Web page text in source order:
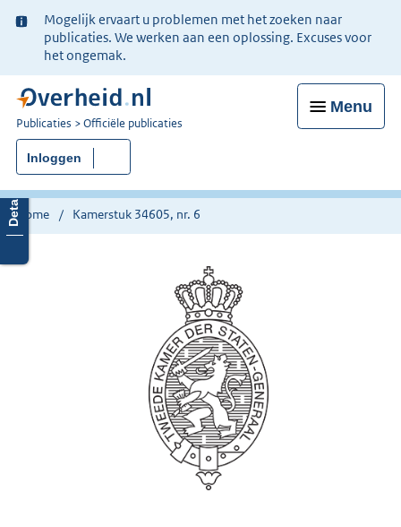
Ter
informatie:
Mogelijk ervaart u problemen met het zoeken naar
publicaties. We werken aan een oplossing. Excuses voor
het ongemak.
Menu
U
bent
nu
hier:
Publicaties Officiële publicaties
Inloggen
Home Kamerstuk 34605, nr. 6